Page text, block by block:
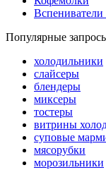
Вспениватели
Популярные
холодильники
слайсеры
блендеры
миксеры
тостеры
витрины
суповые
мясорубки
морозильники